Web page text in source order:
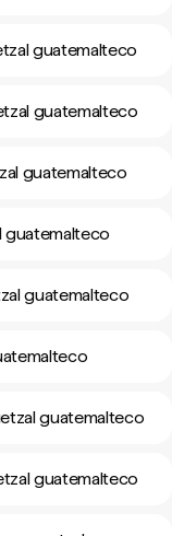
guatemalteco
guatemalteco
guatemalteco
guatemalteco
guatemalteco
guatemalteco
guatemalteco